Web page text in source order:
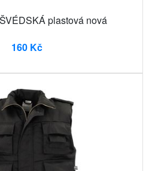
plastová nová
160 Kč